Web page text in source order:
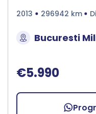
2013 296942 km
Bucuresti
€5.990